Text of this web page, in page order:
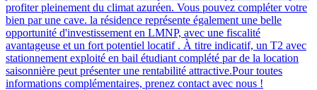
profiter pleinement du climat azuréen. Vous pouvez compléter votre
bien par une cave. la résidence représente également une belle
opportunité d'investissement en LMNP, avec une fiscalité
avantageuse et un fort potentiel locatif . À titre indicatif, un T2 avec
stationnement exploité en bail étudiant complété par de la location
saisonnière peut présenter une rentabilité attractive.Pour toutes
informations complémentaires, prenez contact avec nous !